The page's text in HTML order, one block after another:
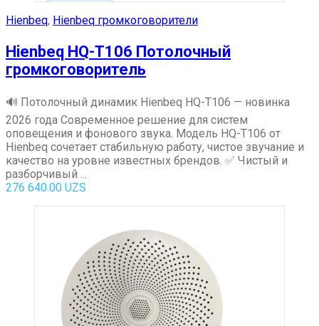
Hienbeq, Hienbeq громкоговорители
Hienbeq HQ-T106 Потолочный
громкоговоритель
🔊 Потолочный динамик Hienbeq HQ-T106 — новинка
2026 года Современное решение для систем
оповещения и фонового звука. Модель HQ-T106 от
Hienbeq сочетает стабильную работу, чистое звучание и
качество на уровне известных брендов. ✅ Чистый и
разборчивый ...
276 640.00 UZS